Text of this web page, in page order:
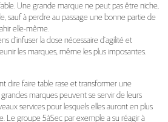
Une grande marque ne peut pas être niche,
sauf à perdre au passage une bonne partie de
elle-même.
d’infuser la dose nécessaire d’agilité et
les marques, même les plus imposantes.
dire faire table rase et transformer une
marques peuvent se servir de leurs
services pour lesquels elles auront en plus
Le groupe 5àSec par exemple a su réagir à